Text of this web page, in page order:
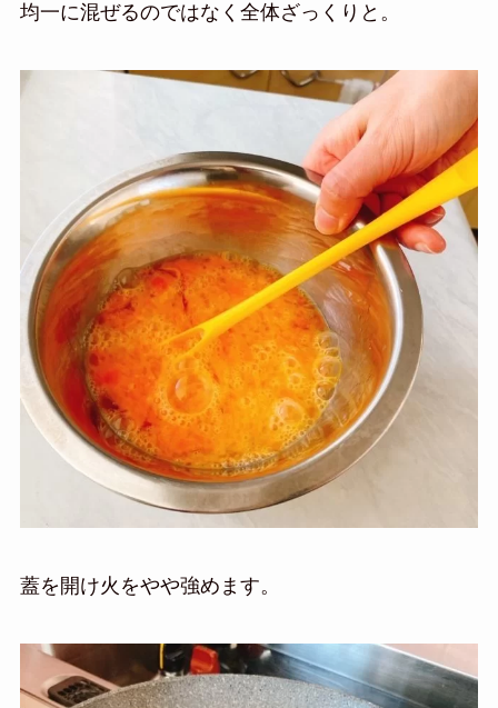
均一に混ぜるのではなく全体ざっくりと。
蓋を開け火をやや強めます。